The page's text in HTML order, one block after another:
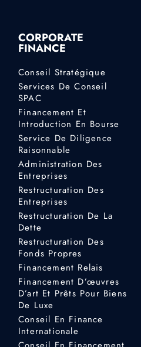
CORPORATE
FINANCE
Conseil Stratégique
Services De Conseil
SPAC
Financement Et
Introduction En Bourse
Service De Diligence
Raisonnable
Administration Des
Entreprises
Restructuration Des
Entreprises
Restructuration De La
Dette
Restructuration Des
Fonds Propres
Financement Relais
Financement D’œuvres
D’art Et Prêts Pour Biens
De Luxe
Conseil En Finance
Internationale